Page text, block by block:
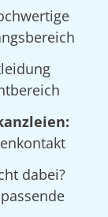
dabei?